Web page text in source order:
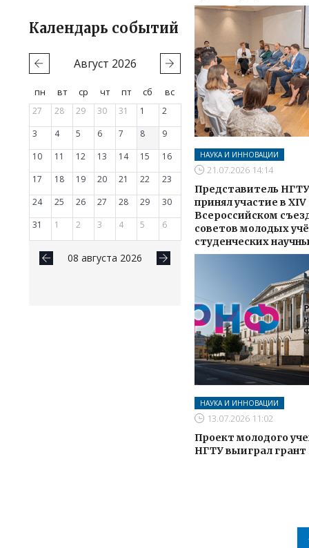
Календарь событий
Август 2026
пн вт ср чт пт сб
вс
27
28 29 30 31 1
2
3
4 5 6 7 8
9
10
11 12 13 14 15
16
17
18 19 20 21 22
23
24
25 26 27 28 29
30
31
1 2 3 4 5 6
08 августа 2026
НАУКА И ИННОВАЦИИ
21.07.2026 14:14
Представитель НГТУ
принял участие в XIV
Всероссийском
советов молодых
студенческих
НАУКА И ИННОВАЦИИ
13.07.2026 11:02
Проект молодого
НГТУ выиграл